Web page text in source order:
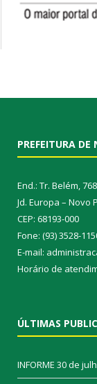
PREFEITURA DE
End.: Tr. Belém, 768
Jd. Europa – Novo
CEP: 68193-000
Fone: (93) 3528-
E-mail:
Horário de
ÚLTIMAS
INFORME 30 de